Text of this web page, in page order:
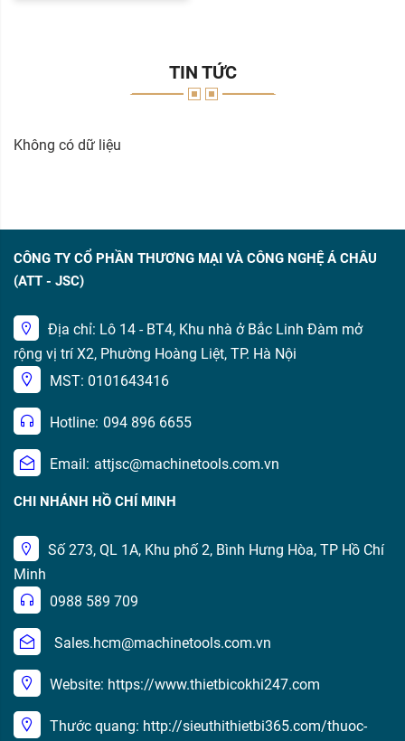
TIN TỨC
Không có dữ liệu
CÔNG TY CỔ PHẦN THƯƠNG MẠI VÀ CÔNG NGHỆ Á CHÂU
(ATT - JSC)
Địa chỉ: Lô 14 - BT4, Khu nhà ở Bắc Linh Đàm mở
rộng vị trí X2, Phường Hoàng Liệt, TP. Hà Nội
MST: 0101643416
Hotline: 094 896 6655
Email: attjsc@machinetools.com.vn
CHI NHÁNH HỒ CHÍ MINH
Số 273, QL 1A, Khu phố 2, Bình Hưng Hòa, TP Hồ Chí
Minh
0988 589 709
Sales.hcm@machinetools.com.vn
Website: https://www.thietbicokhi247.com
Thước quang: http://sieuthithietbi365.com/thuoc-